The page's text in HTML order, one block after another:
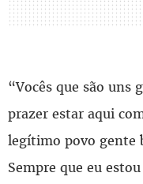
“Vocês que são uns
prazer estar aqui
legítimo povo gente
Sempre que eu